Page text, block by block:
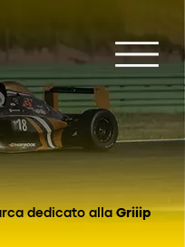
dedicato alla Griiip